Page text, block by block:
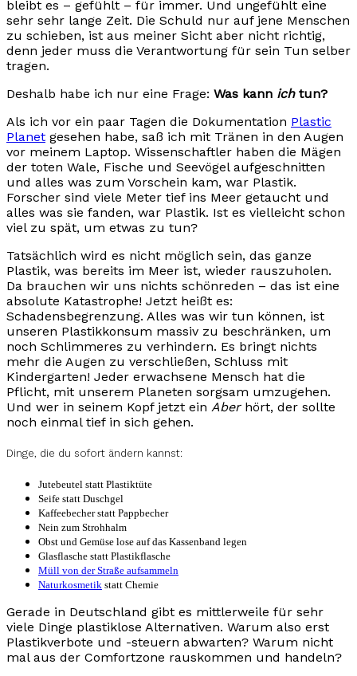
bleibt es – gefühlt – für immer. Und ungefühlt eine
sehr sehr lange Zeit. Die Schuld nur auf jene Menschen
zu schieben, ist aus meiner Sicht aber nicht richtig,
denn jeder muss die Verantwortung für sein Tun selber
tragen.
Deshalb habe ich nur eine Frage: Was kann ichtun?
Als ich vor ein paar Tagen die Dokumentation Plastic
Planet gesehen habe, saß ich mit Tränen in den Augen
vor meinem Laptop. Wissenschaftler haben die Mägen
der toten Wale, Fische und Seevögel aufgeschnitten
und alles was zum Vorschein kam, war Plastik.
Forscher sind viele Meter tief ins Meer getaucht und
alles was sie fanden, war Plastik. Ist es vielleicht schon
viel zu spät, um etwas zu tun?
Tatsächlich wird es nicht möglich sein, das ganze
Plastik, was bereits im Meer ist, wieder rauszuholen.
Da brauchen wir uns nichts schönreden – das ist eine
absolute Katastrophe! Jetzt heißt es:
Schadensbegrenzung. Alles was wir tun können, ist
unseren Plastikkonsum massiv zu beschränken, um
noch Schlimmeres zu verhindern. Es bringt nichts
mehr die Augen zu verschließen, Schluss mit
Kindergarten! Jeder erwachsene Mensch hat die
Pflicht, mit unserem Planeten sorgsam umzugehen.
Und wer in seinem Kopf jetzt ein Aberhört, der sollte
noch einmal tief in sich gehen.
Dinge, die du sofort ändern kannst:
Jutebeutel statt Plastiktüte
Seife statt Duschgel
Kaffeebecher statt Pappbecher
Nein zum Strohhalm
Obst und Gemüse lose auf das Kassenband legen
Glasflasche statt Plastikflasche
Müll von der Straße aufsammeln
Naturkosmetik statt Chemie
Gerade in Deutschland gibt es mittlerweile für sehr
viele Dinge plastiklose Alternativen. Warum also erst
Plastikverbote und -steuern abwarten? Warum nicht
mal aus der Comfortzone rauskommen und handeln?